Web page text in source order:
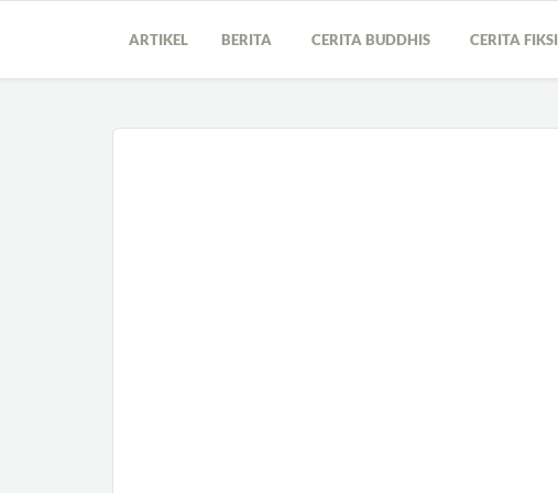
ARTIKEL BERITA CERITA BUDDHIS CERITA FIKSI